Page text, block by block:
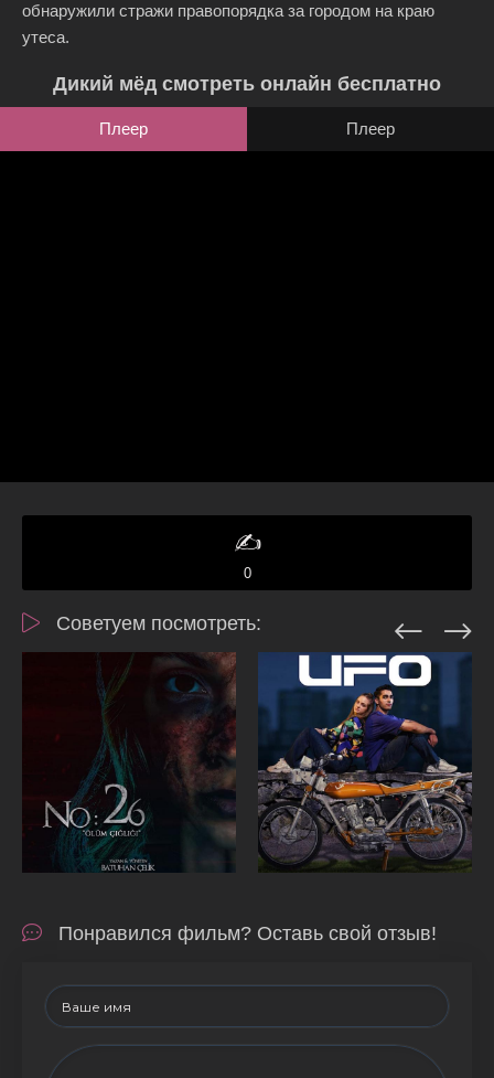
обнаружили стражи правопорядка за городом на краю
утеса.
Дикий мёд смотреть онлайн бесплатно
Плеер Плеер
✍️
0
Советуем посмотреть:
Понравился фильм? Оставь свой отзыв!